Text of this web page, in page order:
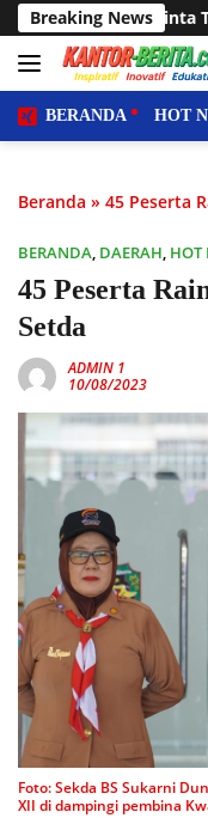
Langsung
ke
konten
Breaking News
Anggaran
BERANDA HOT
Beranda » 45 Peserta
BERANDA, DAERAH, HOT
45 Peserta
Setda
ADMIN 1
10/08/2023
Foto: Sekda BS Sukarni
XII di dampingi pembina